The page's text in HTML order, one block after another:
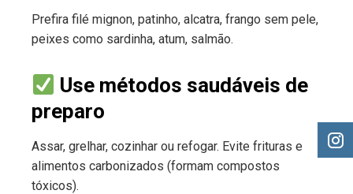
Prefira filé mignon, patinho, alcatra, frango sem pele,
peixes como sardinha, atum, salmão.
Use métodos saudáveis de
preparo
Assar, grelhar, cozinhar ou refogar. Evite frituras e
alimentos carbonizados (formam compostos
tóxicos).